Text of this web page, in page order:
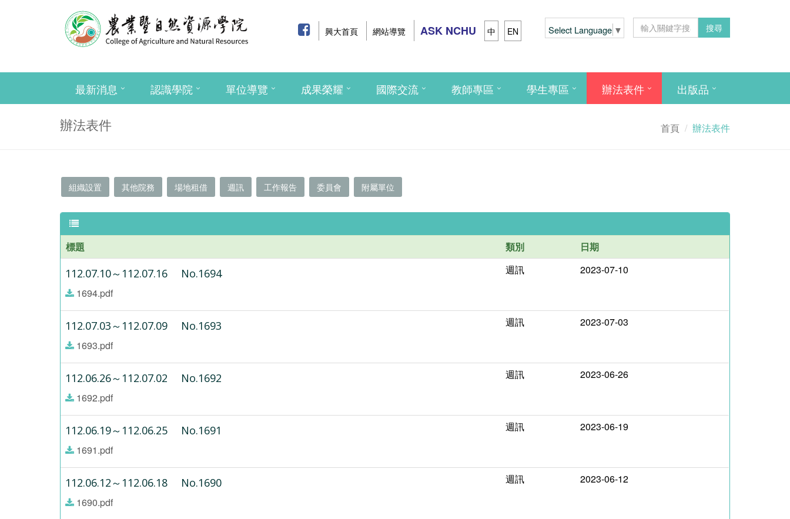
興大首頁 網站導覽 ASK NCHU 中 EN Select Language ▼ 搜尋
最新消息 認識學院 單位導覽 成果榮耀 國際交流 教師專區 學生專區 辦法表件 出版品
辦法表件 首頁 辦法表件
組織設置 其他院務 場地租借 週訊 工作報告 委員會 附屬單位
標題 類別 日期
112.07.10～112.07.16 No.1694
1694.pdf
週訊 2023-07-10
112.07.03～112.07.09 No.1693
1693.pdf
週訊 2023-07-03
112.06.26～112.07.02 No.1692
1692.pdf
週訊 2023-06-26
112.06.19～112.06.25 No.1691
1691.pdf
週訊 2023-06-19
112.06.12～112.06.18 No.1690
1690.pdf
週訊 2023-06-12